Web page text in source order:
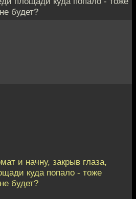
будет?
и начну, закрыв глаза,
куда попало - тоже
будет?